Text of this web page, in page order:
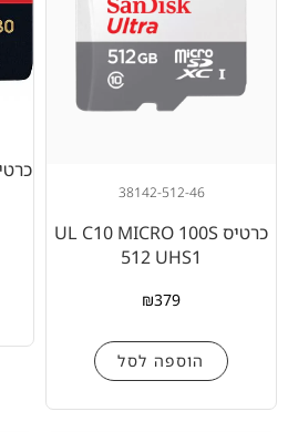
38142-512-46
כרטיס UL C10 MICRO 100S
512 UHS1
₪379
הוספה לסל